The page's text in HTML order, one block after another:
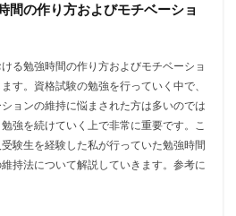
間の作り方およびモチベーショ
る勉強時間の作り方およびモチベーショ
す。資格試験の勉強を行っていく中で、
ョンの維持に悩まされた方は多いのでは
強を続けていく上で非常に重要です。こ
験生を経験した私が行っていた勉強時間
持法について解説していきます。参考に